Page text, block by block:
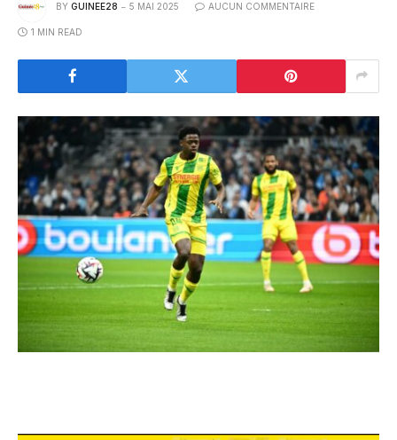
BY GUINEE28 5 MAI 2025 AUCUN COMMENTAIRE
1 MIN READ